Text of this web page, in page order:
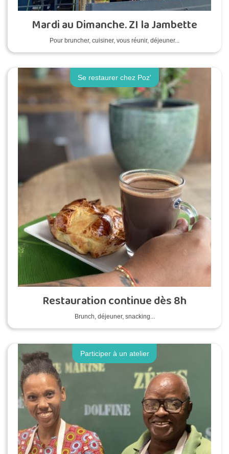
Mardi au Dimanche. ZI la Jambette
Pour bruncher, cuisiner, vous réunir, déjeuner...
Se restaurer chez Poz'
Restauration continue dès 8h
Brunch, déjeuner, snacking...
Participer à un atelier